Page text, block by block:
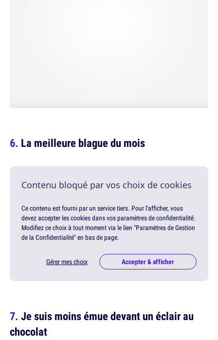
La meilleure blague du mois
Contenu bloqué par vos choix de cookies
Ce contenu est fourni par un service tiers. Pour l'afficher, vous
devez accepter les cookies dans vos paramètres de confidentialité.
Modifiez ce choix à tout moment via le lien "Paramètres de Gestion
de la Confidentialité" en bas de page.
Gérer mes choix Accepter & afficher
Je suis moins émue devant un éclair au
chocolat